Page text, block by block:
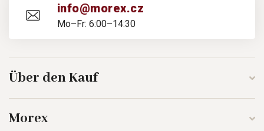
info@morex.cz
Mo–Fr: 6:00–14:30
Über den Kauf
Morex